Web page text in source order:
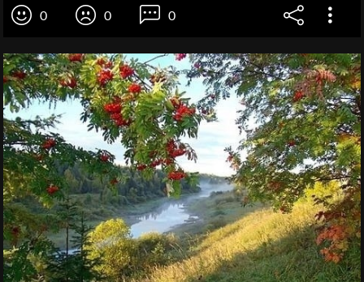
0 0 0